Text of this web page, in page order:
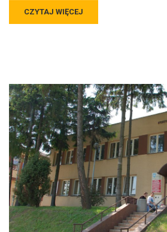
CZYTAJ WIĘCEJ